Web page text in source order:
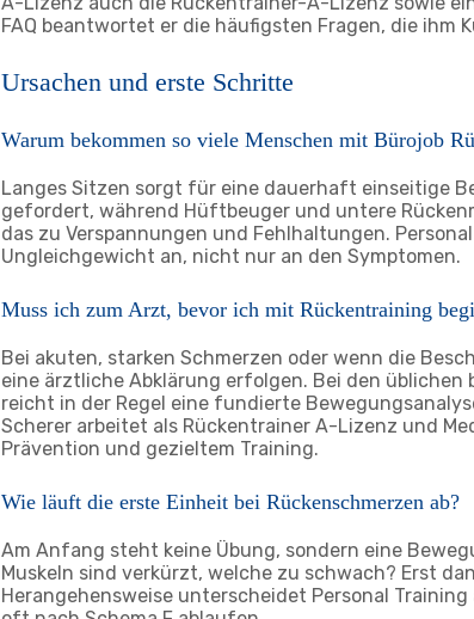
FAQ beantwortet er die häufigsten Fragen, die ihm
Ursachen und erste Schritte
Warum bekommen so viele Menschen mit Bürojob
Langes Sitzen sorgt für eine dauerhaft einseitige
gefordert, während Hüftbeuger und untere
das zu Verspannungen und Fehlhaltungen.
Ungleichgewicht an, nicht nur an den Symptomen.
Muss ich zum Arzt, bevor ich mit Rückentraining
Bei akuten, starken Schmerzen oder wenn die
eine ärztliche Abklärung erfolgen. Bei den
reicht in der Regel eine fundierte
Scherer arbeitet als Rückentrainer A-Lizenz und
Prävention und gezieltem Training.
Wie läuft die erste Einheit bei Rückenschmerzen ab?
Am Anfang steht keine Übung, sondern eine
Muskeln sind verkürzt, welche zu schwach? Erst
Herangehensweise unterscheidet Personal